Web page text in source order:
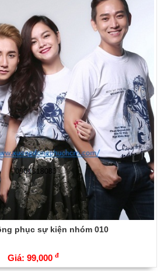
phục sự kiện nhóm 010
Giá: 99,000 đ